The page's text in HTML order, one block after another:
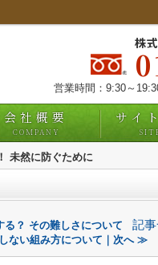
株
営業時間：9:30～
会社概要
COMPANY
サイ
未然に防ぐために
？ その難しさについて 記
ない組み方について｜次へ ≫